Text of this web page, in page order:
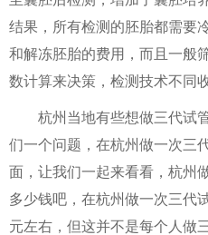
结果，所有检测的胚胎都需要
和解冻胚胎的费用，而且一般
数计算来决策，检测技术不同
杭州当地有些想做三代试管
们一个问题，在杭州做一次三
面，让我们一起来看看，杭州
多少钱吧，在杭州做一次三代
元左右，但这并不是每个人做